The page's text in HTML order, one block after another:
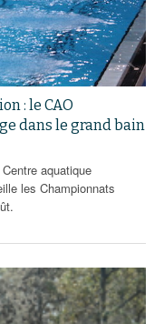
: le CAO
dans le grand bain
aquatique
les Championnats